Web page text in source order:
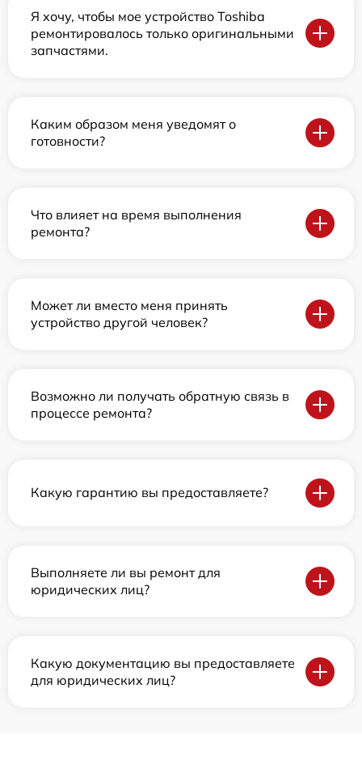
Я хочу, чтобы мое устройство Toshiba
ремонтировалось только оригинальными
запчастями.
Каким образом меня уведомят о
готовности?
Что влияет на время выполнения
ремонта?
Может ли вместо меня принять
устройство другой человек?
Возможно ли получать обратную связь в
процессе ремонта?
Какую гарантию вы предоставляете?
Выполняете ли вы ремонт для
юридических лиц?
Какую документацию вы предоставляете
для юридических лиц?